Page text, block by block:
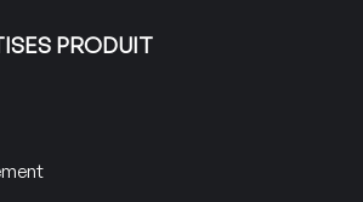
PRODUIT